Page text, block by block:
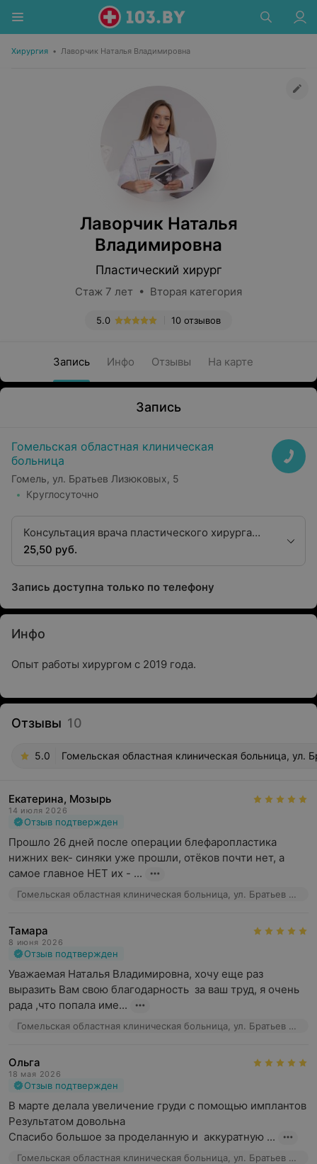
Хирургия • Лаворчик Наталья Владимировна
Лаворчик Наталья
Владимировна
Пластический хирург
Стаж 7 лет • Вторая категория
10 отзывов
5.0
Запись Инфо Отзывы На карте
Запись
Гомельская областная клиническая
больница
Гомель, ул. Братьев Лизюковых, 5
Круглосуточно
Консультация врача пластического хирурга
первой квалификационной категории
25,50 руб.
Запись доступна только по телефону
Инфо
Опыт работы хирургом с 2019 года.
Отзывы 10
5.0 Гомельская областная клиническая больница, ул.
Екатерина, Мозырь
14 июля 2026
Отзыв подтвержден
Прошло 26 дней после операции блефаропластика
нижних век- синяки уже прошли, отёков почти нет, а
самое главное НЕТ их - ...
Гомельская областная клиническая больница, ул. Братьев Лизюковых, 5
Тамара
8 июня 2026
Отзыв подтвержден
Уважаемая Наталья Владимировна, хочу еще раз
выразить Вам свою благодарность  за ваш труд, я очень
рада ,что попала име...
Гомельская областная клиническая больница, ул. Братьев Лизюковых, 5
Ольга
18 мая 2026
Отзыв подтвержден
В марте делала увеличение груди с помощью имплантов
Результатом довольна
Спасибо большое за проделанную и  аккуратную ...
Гомельская областная клиническая больница, ул. Братьев Лизюковых, 5